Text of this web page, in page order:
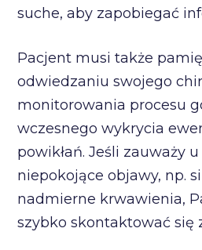
suche, aby zapobiegać
Pacjent musi także
odwiedzaniu swojego
monitorowania procesu
wczesnego wykrycia
powikłań. Jeśli zauważy
niepokojące objawy, np.
nadmierne krwawienia,
szybko skontaktować się